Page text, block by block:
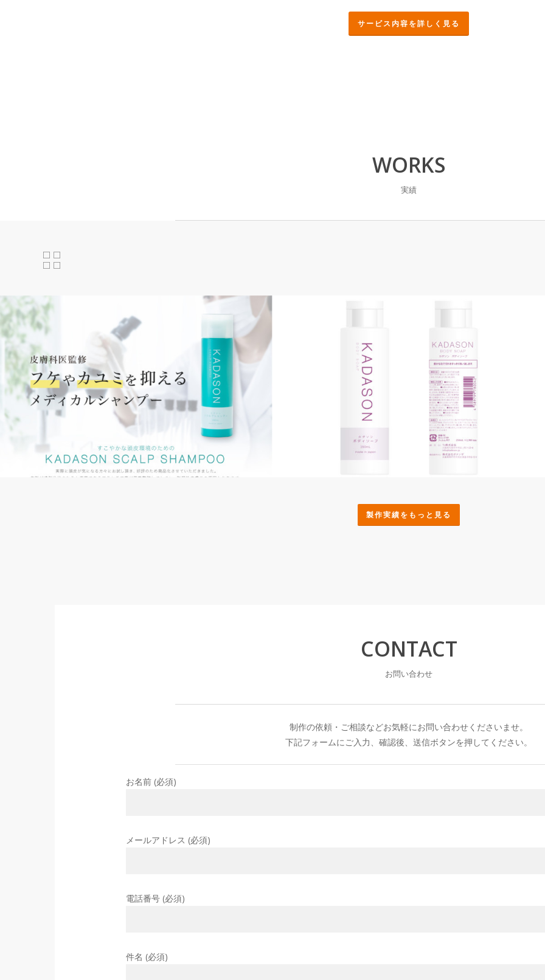
サービス内容を詳しく見る
WORKS
実績
製作実績をもっと見る
CONTACT
お問い合わせ
制作の依頼・ご相談などお気軽にお問い合わせくださいませ。
下記フォームにご入力、確認後、送信ボタンを押してください。
お名前 (必須)
メールアドレス (必須)
電話番号 (必須)
件名 (必須)